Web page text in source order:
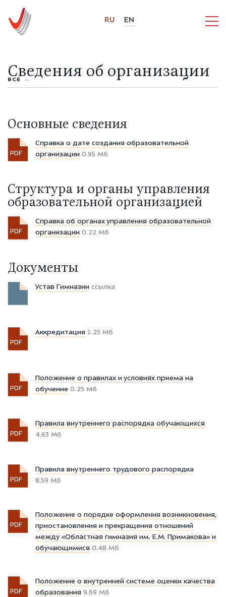
RU EN
Сведения об организации
ВСЕ
Основные сведения
PDF
Справка о дате создания образовательной
организации 0.95 Мб
Структура и органы управления
образовательной организацией
PDF
Справка об органах управления образовательной
организации 0.22 Мб
Документы
Устав Гимназии ссылка
PDF
Аккредитация 1.25 Мб
PDF
Положение о правилах и условиях приема на
обучение 0.25 Мб
PDF
Правила внутреннего распорядка обучающихся
4.63 Мб
PDF
Правила внутреннего трудового распорядка
8.59 Мб
PDF
Положение о порядке оформления возникновения,
приостановления и прекращения отношений
между «Областная гимназия им. Е.М. Примакова» и
обучающимися 0.48 Мб
PDF
Положение о внутренней системе оценки качества
образования 9.69 Мб